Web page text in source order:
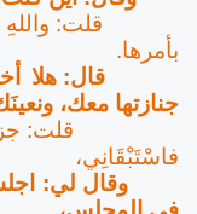
قلت:
بأمرها.
قال: هلا
جنازتها معك،
قلت:
فاسْتَبْقَانِي،
وقال لي: